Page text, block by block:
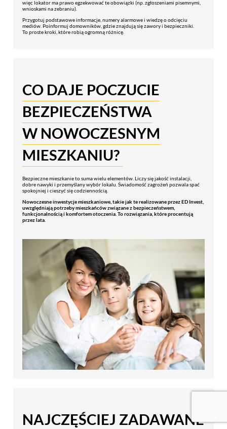
więc lokator ma prawo egzekwować te obowiązki (np. zgłoszeniami pisemnymi,
wnioskami na zebraniu).
Przygotuj podstawowe informacje, numery alarmowe i wiedzę o odcięciu
mediów. Poinformuj domowników, gdzie znajdują się zawory i bezpieczniki.
To proste kroki, które robią ogromną różnicę.
CO DAJE POCZUCIE
BEZPIECZEŃSTWA
W NOWOCZESNYM
MIESZKANIU?
Bezpieczne mieszkanie to suma wielu elementów. Liczy się jakość instalacji,
dobre nawyki i przemyślany wybór lokalu. Świadomość zagrożeń pozwala spać
spokojniej i cieszyć się codziennością.
Nowoczesne inwestycje mieszkaniowe, takie jak te realizowane przez ED Invest,
uwzględniają potrzeby mieszkańców związane z bezpieczeństwem,
funkcjonalnością i komfortem otoczenia. To rozwiązania, które procentują
przez lata.
NAJCZĘŚCIEJ ZADAWANE